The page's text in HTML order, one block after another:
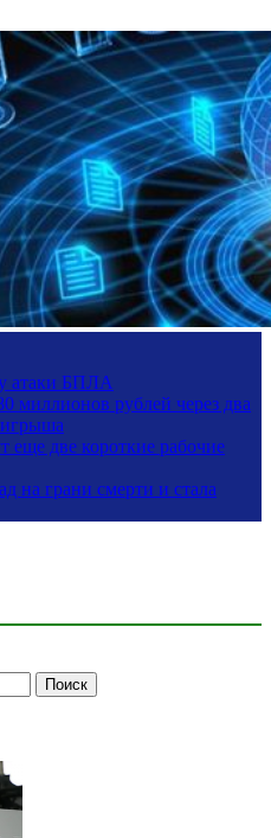
атаки БПЛА
миллионов рублей через два
еще две короткие рабочие
на грани смерти и стала